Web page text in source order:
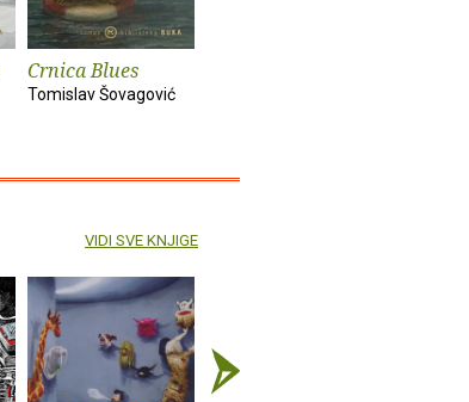
Crnica Blues
Tomislav Šovagović
VIDI SVE KNJIGE